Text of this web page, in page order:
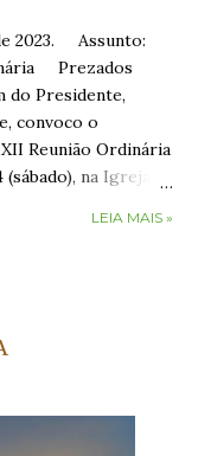
2023. Assunto:
Prezados
Presidente,
convoco o
Reunião Ordinária
na Igreja
como segue: •
mediante a
. Os Pastores
LEIA MAIS »